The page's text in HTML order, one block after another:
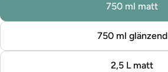
750 ml matt
750 ml glänzend
2,5 L matt